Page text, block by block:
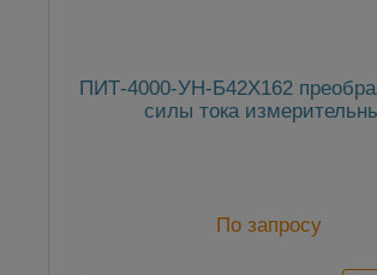
ПИТ-4000-УН-Б42Х162
силы тока
По запросу